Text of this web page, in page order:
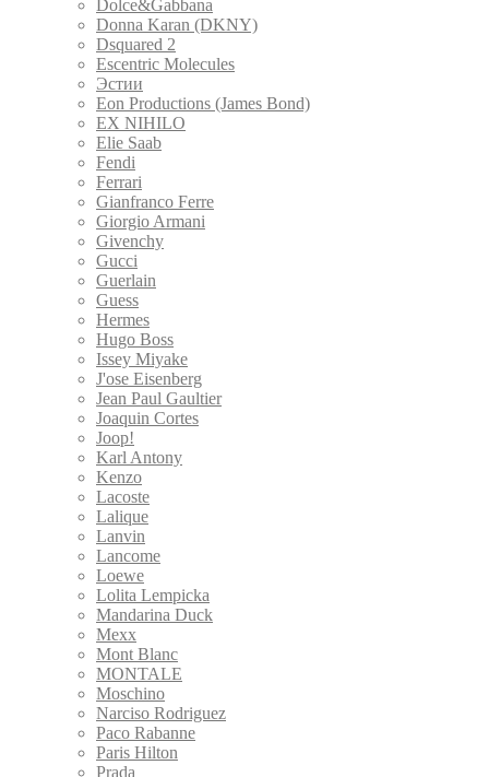
Dolce&Gabbana
Donna Karan (DKNY)
Dsquared 2
Escentric Molecules
Эстии
Eon Productions (James Bond)
EX NIHILO
Elie Saab
Fendi
Ferrari
Gianfranco Ferre
Giorgio Armani
Givenchy
Gucci
Guerlain
Guess
Hermes
Hugo Boss
Issey Miyake
J'ose Eisenberg
Jean Paul Gaultier
Joaquin Cortes
Joop!
Karl Antony
Kenzo
Lacoste
Lalique
Lanvin
Lancome
Loewe
Lolita Lempicka
Mandarina Duck
Mexx
Mont Blanc
MONTALE
Moschino
Narciso Rodriguez
Paco Rabanne
Paris Hilton
Prada